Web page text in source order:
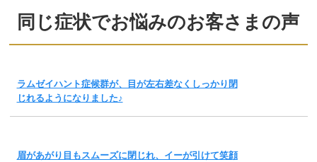
同じ症状でお悩みのお客さまの声
ラムゼイハント症候群が、目が左右差なくしっかり閉
じれるようになりました♪
眉があがり目もスムーズに閉じれ、イーが引けて笑顔